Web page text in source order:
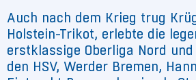
Auch nach dem Krieg trug
Holstein-Trikot, erlebte die
erstklassige Oberliga Nord und
den HSV, Werder Bremen,